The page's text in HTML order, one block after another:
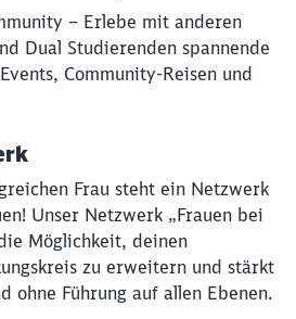
– Erlebe mit anderen
Dual Studierenden spannende
Community-Reisen und
Frau steht ein Netzwerk
Unser Netzwerk „Frauen bei
Möglichkeit, deinen
zu erweitern und stärkt
ohne Führung auf allen Ebenen.